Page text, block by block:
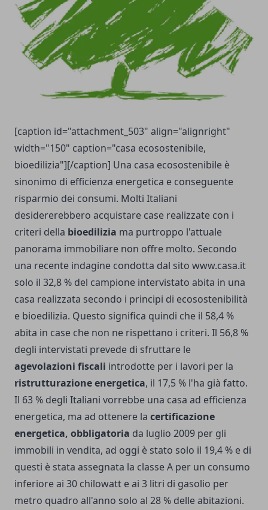
[caption id="attachment_503" align="alignright"
width="150" caption="casa ecosostenibile,
bioedilizia"][/caption] Una casa ecosostenibile è
sinonimo di efficienza energetica e conseguente
risparmio dei consumi. Molti Italiani
desidererebbero acquistare case realizzate con i
criteri della bioedilizia ma purtroppo l'attuale
panorama immobiliare non offre molto. Secondo
una recente indagine condotta dal sito www.casa.it
solo il 32,8 % del campione intervistato abita in una
casa realizzata secondo i principi di ecosostenibilità
e bioedilizia. Questo significa quindi che il 58,4 %
abita in case che non ne rispettano i criteri. Il 56,8 %
degli intervistati prevede di sfruttare le
agevolazioni fiscali introdotte per i lavori per la
ristrutturazione energetica, il 17,5 % l'ha già fatto.
Il 63 % degli Italiani vorrebbe una casa ad efficienza
energetica, ma ad ottenere la certificazione
energetica, obbligatoria da luglio 2009 per gli
immobili in vendita, ad oggi è stato solo il 19,4 % e di
questi è stata assegnata la classe A per un consumo
inferiore ai 30 chilowatt e ai 3 litri di gasolio per
metro quadro all'anno solo al 28 % delle abitazioni.